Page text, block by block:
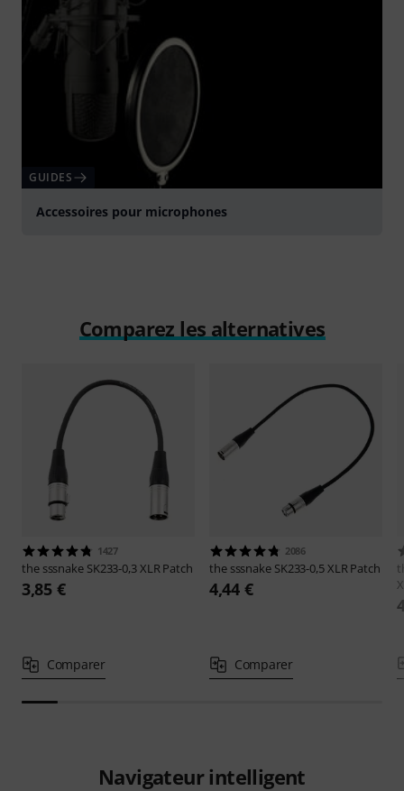
GUIDES
Accessoires pour microphones
Comparez les alternatives
1427
the sssnake SK233-0,3 XLR Patch
3,85 €
Comparer
2086
the sssnake SK233-0,5 XLR Patch
4,44 €
Comparer
Navigateur intelligent